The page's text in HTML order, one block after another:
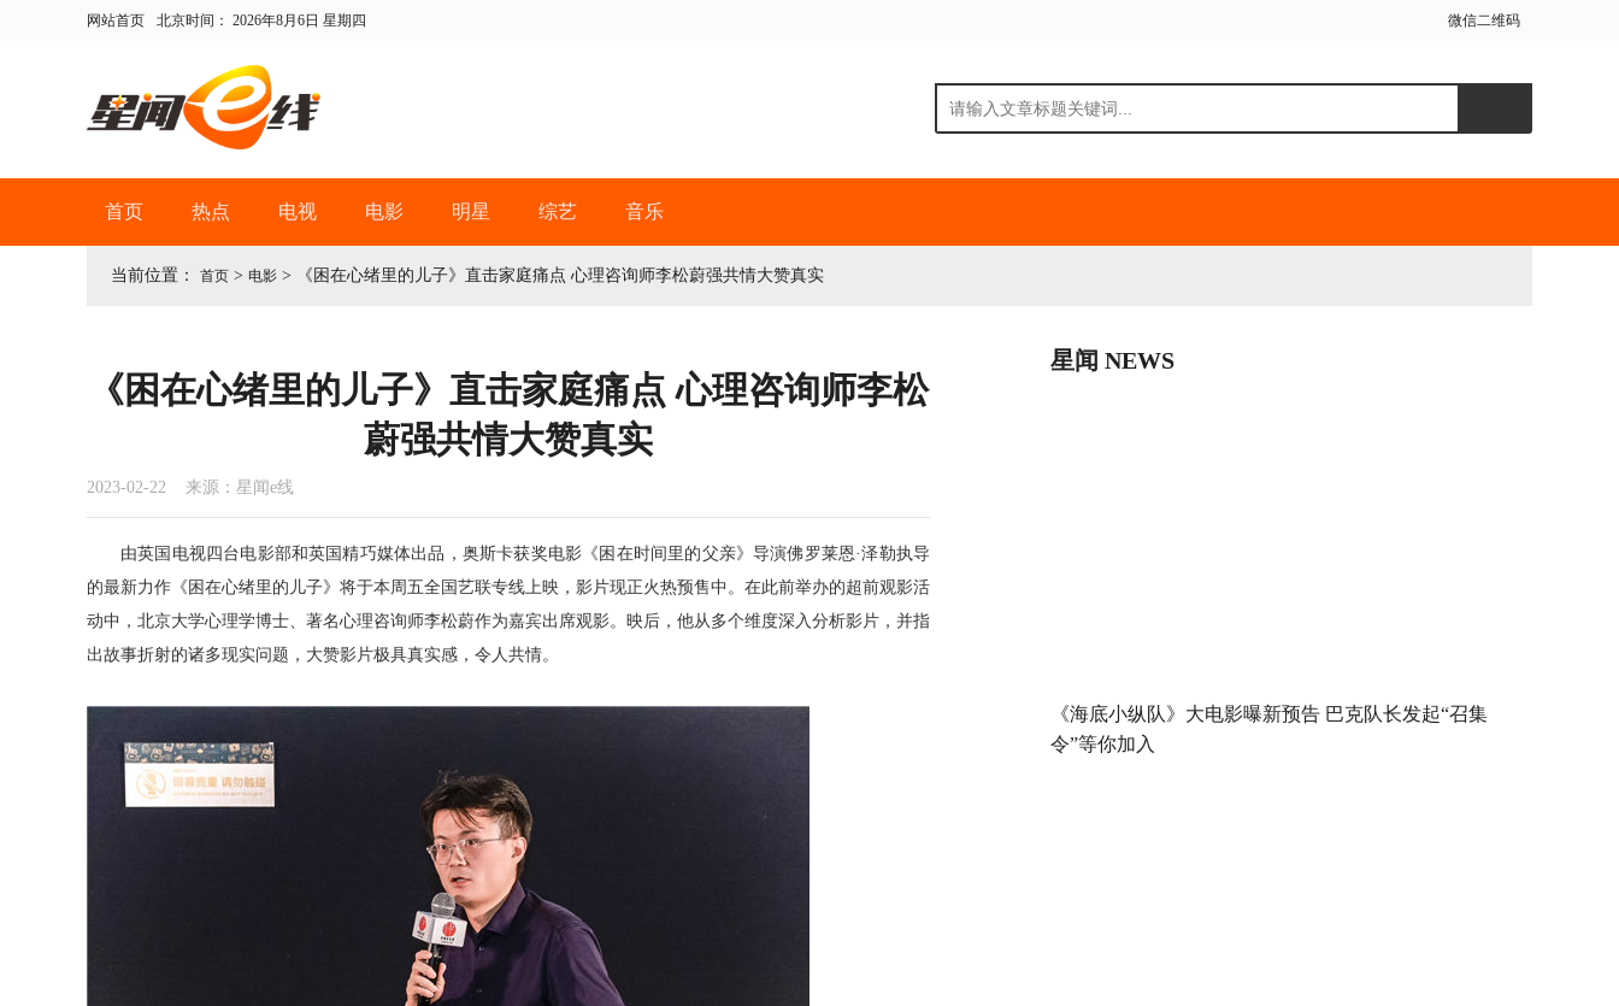
网站首页 北京时间： 2026年8月6日 星期四 微信二维码
首页 热点 电视 电影 明星 综艺 音乐
当前位置： 首页 > 电影 > 《困在心绪里的儿子》直击家庭痛点 心理咨询师李松蔚强共情大赞真实
《困在心绪里的儿子》直击家庭痛点 心理咨询师李松
蔚强共情大赞真实
2023-02-22 来源：星闻e线
由英国电视四台电影部和英国精巧媒体出品，奥斯卡获奖电影《困在时间里的父亲》导演佛罗莱恩·泽勒执导
的最新力作《困在心绪里的儿子》将于本周五全国艺联专线上映， 影片现正火热预售中 。在此前举办的超前观影活
动中，北京大学心理学博士、著名心理咨询师李松蔚作为嘉宾出席观影。映后，他从多个维度深入分析影片，并指
出故事折射的诸多现实问题，大赞影片极具真实感，令人共情。
星闻 NEWS
《海底小纵队》大电影曝新预告 巴克队长发起“召集
令”等你加入